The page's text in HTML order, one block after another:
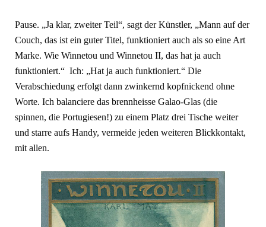
Pause. „Ja klar, zweiter Teil“, sagt der Künstler, „Mann auf der
Couch, das ist ein guter Titel, funktioniert auch als so eine Art
Marke. Wie Winnetou und Winnetou II, das hat ja auch
funktioniert.“ Ich: „Hat ja auch funktioniert.“ Die
Verabschiedung erfolgt dann zwinkernd kopfnickend ohne
Worte. Ich balanciere das brennheisse Galao-Glas (die
spinnen, die Portugiesen!) zu einem Platz drei Tische weiter
und starre aufs Handy, vermeide jeden weiteren Blickkontakt,
mit allen.